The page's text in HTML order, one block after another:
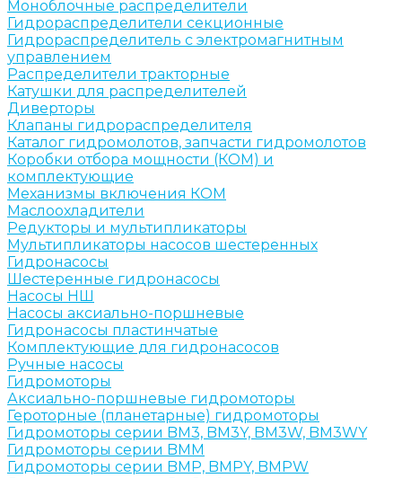
Моноблочные распределители
Гидрораспределители секционные
Гидрораспределитель с электромагнитным
управлением
Распределители тракторные
Катушки для распределителей
Диверторы
Клапаны гидрораспределителя
Каталог гидромолотов, запчасти гидромолотов
Коробки отбора мощности (КОМ) и
комплектующие
Механизмы включения КОМ
Маслоохладители
Редукторы и мультипликаторы
Мультипликаторы насосов шестеренных
Гидронасосы
Шестеренные гидронасосы
Насосы НШ
Насосы аксиально-поршневые
Гидронасосы пластинчатые
Комплектующие для гидронасосов
Ручные насосы
Гидромоторы
Аксиально-поршневые гидромоторы
Героторные (планетарные) гидромоторы
Гидромоторы серии BM3, BM3Y, BM3W, BM3WY
Гидромоторы серии BMM
Гидромоторы серии BMP, BMPY, BMPW